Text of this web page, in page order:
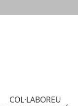
COL·LABOREU